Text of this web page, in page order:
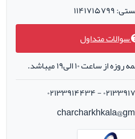
سوالات متداول
ساعت ۱۰ الی۱۹ میباشد.